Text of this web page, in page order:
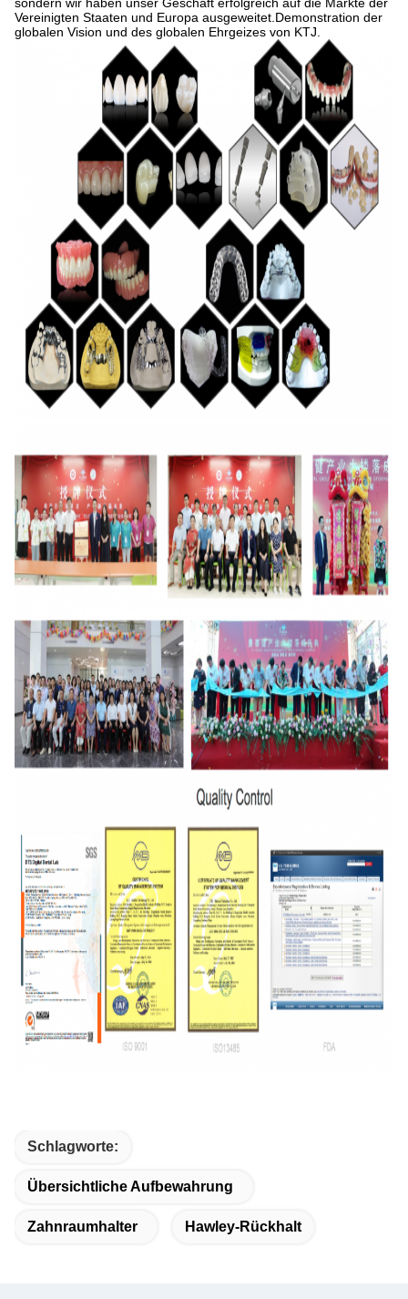
Vereinigten Staaten und Europa ausgeweitet.Demonstration der
globalen Vision und des globalen Ehrgeizes von KTJ.
Schlagworte:
Übersichtliche Aufbewahrung
Zahnraumhalter Hawley-Rückhalt